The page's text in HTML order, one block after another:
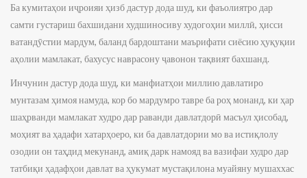
Ба кумитаҳои иҷроияи ҳизб дастур дода шуд, ки фаъолиятро дар
самти густариш бахшидани худшиносиву худогоҳии миллӣ, ҳисси
ватандӯстии мардум, баланд бардоштани маърифати сиёсию ҳуқуқии
аҳолии мамлакат, бахусус наврасону ҷавонон тақвият бахшанд.
Инчунин дастур дода шуд, ки манфиатҳои миллию давлатиро
мунтазам ҳимоя намуда, кор бо мардумро тавре ба роҳ монанд, ки ҳар
шаҳрванди мамлакат худро дар раванди давлатдорӣ масъул ҳисобад,
моҳият ва ҳадафи хатарҳоеро, ки ба давлатдории мо ва истиқлолу
озодии он таҳдид мекунанд, амиқ дарк намояд ва вазифаи худро дар
татбиқи ҳадафҳои давлат ва ҳукумат мустақилона муайяну мушаххас